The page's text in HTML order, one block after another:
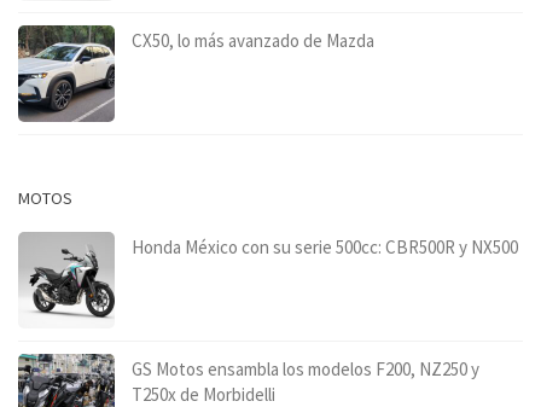
CX50, lo más avanzado de Mazda
MOTOS
Honda México con su serie 500cc: CBR500R y NX500
GS Motos ensambla los modelos F200, NZ250 y
T250x de Morbidelli